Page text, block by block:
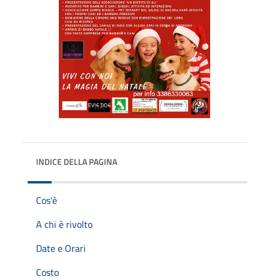
INDICE DELLA PAGINA
Cos'è
A chi è rivolto
Date e Orari
Costo